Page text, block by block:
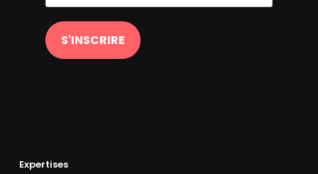
S'INSCRIRE
Expertises